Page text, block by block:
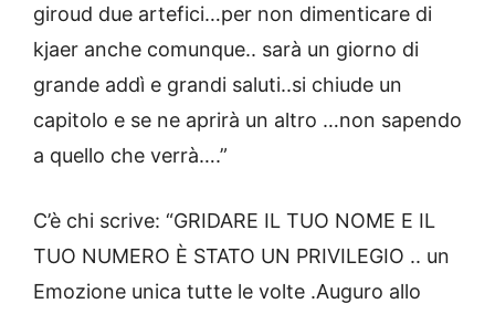
giroud due artefici…per non dimenticare di
kjaer anche comunque.. sarà un giorno di
grande addì e grandi saluti..si chiude un
capitolo e se ne aprirà un altro …non sapendo
a quello che verrà….”
C’è chi scrive: “GRIDARE IL TUO NOME E IL
TUO NUMERO È STATO UN PRIVILEGIO .. un
Emozione unica tutte le volte .Auguro allo